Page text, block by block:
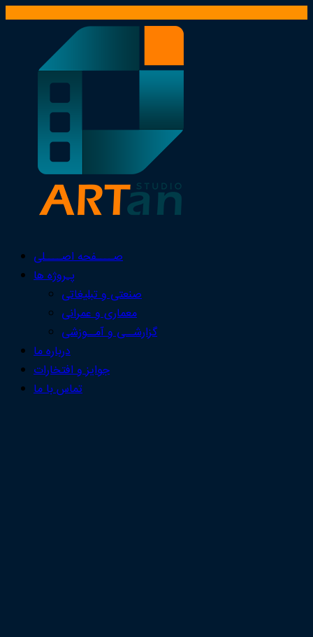
صــــفحه اصــــلی
پـروژه ها
صنعتی و تبلیغاتی
معماری و عمرانی
گزارشــی و آمــوزشی
درباره ما
جوایز و افتخارات
تماس با ما